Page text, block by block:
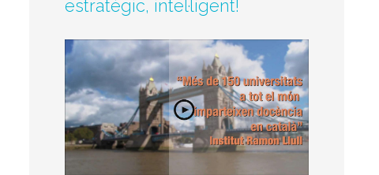
estratègic, intel·ligent!